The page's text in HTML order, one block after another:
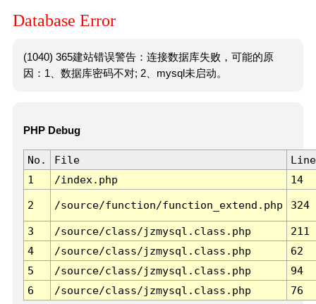
Database Error
(1040) 365建站错误警告：连接数据库失败，可能的原
因：1、数据库密码不对; 2、mysql未启动。
PHP Debug
No. File
Line
1
/index.php 14
2 /source/function/function_extend.php 324
3 /source/class/jzmysql.class.php
211
4
/source/class/jzmysql.class.php
62
5
/source/class/jzmysql.class.php
94
6
/source/class/jzmysql.class.php 76